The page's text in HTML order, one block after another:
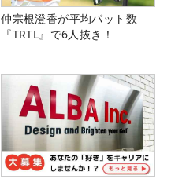
仲宗根澄香が平均パット数
『TRTL』で6人抜き！